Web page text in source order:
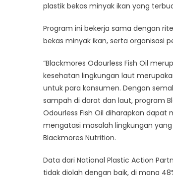
plastik bekas minyak ikan yang
Program ini bekerja sama dengan
bekas minyak ikan, serta organisasi
“Blackmores Odourless Fish Oil
kesehatan lingkungan laut
untuk para konsumen. Dengan
sampah di darat dan laut, program
Odourless Fish Oil diharapkan
mengatasi masalah lingkungan yang
Blackmores Nutrition.
Data dari National Plastic Action
tidak diolah dengan baik, di mana